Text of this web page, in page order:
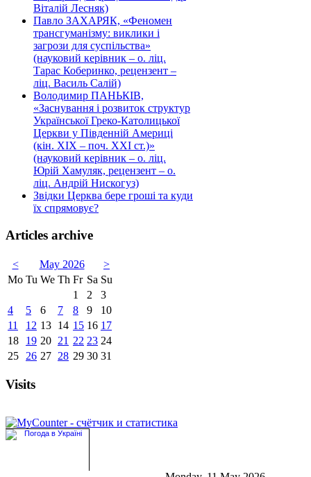
Віталій Лесняк)
Павло ЗАХАРЯК, «Феномен
трансгуманізму: виклики і
загрози для суспільства»
(науковий керівник – о. ліц.
Тарас Коберинко, рецензент –
ліц. Василь Салій)
Володимир ПАНЬКІВ,
«Заснування і розвиток структур
Української Греко-Католицької
Церкви у Південній Америці
(кін. ХІХ – поч. ХХІ ст.)»
(науковий керівник – о. ліц.
Юрій Хамуляк, рецензент – о.
ліц. Андрій Нискогуз)
Звідки Церква бере гроші та куди
їх спрямовує?
Articles archive
< May 2026
>
Mo Tu We Th Fr Sa Su
1
2
3
4
5 6 7 8 9
10
11
12 13 14 15 16 17
18
19 20 21 22 23 24
25
26 27 28 29 30 31
Visits